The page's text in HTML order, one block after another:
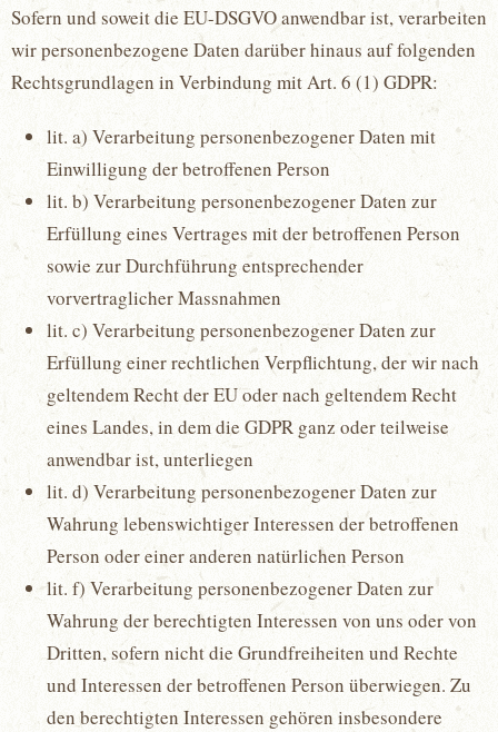
Sofern und soweit die EU-DSGVO anwendbar ist, verarbeiten
wir personenbezogene Daten darüber hinaus auf folgenden
Rechtsgrundlagen in Verbindung mit Art. 6 (1) GDPR:
lit. a) Verarbeitung personenbezogener Daten mit
Einwilligung der betroffenen Person
lit. b) Verarbeitung personenbezogener Daten zur
Erfüllung eines Vertrages mit der betroffenen Person
sowie zur Durchführung entsprechender
vorvertraglicher Massnahmen
lit. c) Verarbeitung personenbezogener Daten zur
Erfüllung einer rechtlichen Verpflichtung, der wir nach
geltendem Recht der EU oder nach geltendem Recht
eines Landes, in dem die GDPR ganz oder teilweise
anwendbar ist, unterliegen
lit. d) Verarbeitung personenbezogener Daten zur
Wahrung lebenswichtiger Interessen der betroffenen
Person oder einer anderen natürlichen Person
lit. f) Verarbeitung personenbezogener Daten zur
Wahrung der berechtigten Interessen von uns oder von
Dritten, sofern nicht die Grundfreiheiten und Rechte
und Interessen der betroffenen Person überwiegen. Zu
den berechtigten Interessen gehören insbesondere